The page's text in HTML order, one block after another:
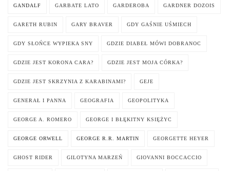
GANDALF GARBATE LATO GARDEROBA GARDNER DOZOIS
GARETH RUBIN GARY BRAVER GDY GAŚNIE UŚMIECH
GDY SŁOŃCE WYPIEKA SNY GDZIE DIABEŁ MÓWI DOBRANOC
GDZIE JEST KORONA CARA? GDZIE JEST MOJA CÓRKA?
GDZIE JEST SKRZYNIA Z KARABINAMI? GEJE
GENERAŁ I PANNA GEOGRAFIA GEOPOLITYKA
GEORGE A. ROMERO GEORGE I BŁĘKITNY KSIĘŻYC
GEORGE ORWELL GEORGE R.R. MARTIN GEORGETTE HEYER
GHOST RIDER GILOTYNA MARZEŃ GIOVANNI BOCCACCIO